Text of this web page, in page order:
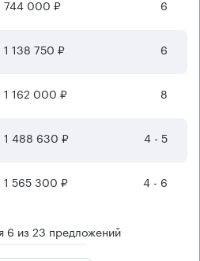
744 000 ₽ 6
1 138 750 ₽ 6
1 162 000 ₽ 8
1 488 630 ₽ 4 - 5
1 565 300 ₽ 4 - 6
6 из23 предложений